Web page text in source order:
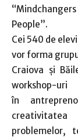
People”.
Cei 540 de
vor forma
Craiova și
workshop-
în
problemelor,